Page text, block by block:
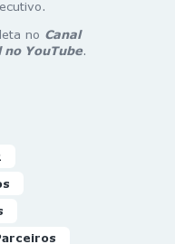
no Canal
no YouTube.